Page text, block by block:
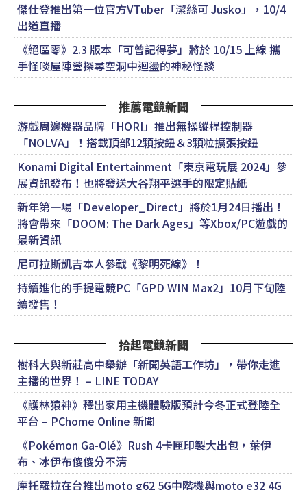
傑仕登推出第一位官方VTuber「潔絲可 Jusko」，10/4
出道直播
《絕區零》2.3 版本「可曾記得夢」將於 10/15 上線 攜
手怪啖屋陣營探尋空洞中迴盪的神秘怪談
推薦電競新聞
游戲周邊機器品牌「HORI」推出無操縱桿控制器
「NOLVA」！搭載頂部12顆按鈕＆3顆粒擴張按鈕
Konami Digital Entertainment「東京電玩展 2024」參
展資訊發布！也將發送大谷翔平選手的限定貼紙
新年第一場「Developer_Direct」將於1月24日播出！
將會帶來「DOOM: The Dark Ages」等Xbox/PC遊戲的
最新資訊
尼可拉斯凱吉本人參戰《黎明死線》！
持續進化的手提電競PC「GPD WIN Max2」10月下旬陸
續發售！
拾起電競新聞
樹科大與新莊高中舉辦「新聞英語工作坊」，帶你走進
主播的世界！ – LINE TODAY
《護林猿神》釋出家用主機體驗版預計今冬正式登陸全
平台 – PChome Online 新聞
《Pokémon Ga-Olé》Rush 4卡匣印製大出包，葉伊
布、冰伊布傻傻分不清
摩托羅拉在台推出moto g62 5G中階機與moto e32 4G